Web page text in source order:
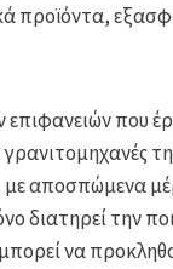
προϊόντα,
που
αποσπώμενα
διατηρεί την
να